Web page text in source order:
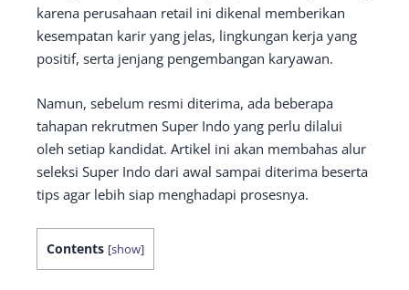
karena perusahaan retail ini dikenal memberikan
kesempatan karir yang jelas, lingkungan kerja yang
positif, serta jenjang pengembangan karyawan.
Namun, sebelum resmi diterima, ada beberapa
tahapan rekrutmen Super Indo yang perlu dilalui
oleh setiap kandidat. Artikel ini akan membahas alur
seleksi Super Indo dari awal sampai diterima beserta
tips agar lebih siap menghadapi prosesnya.
Contents [show]